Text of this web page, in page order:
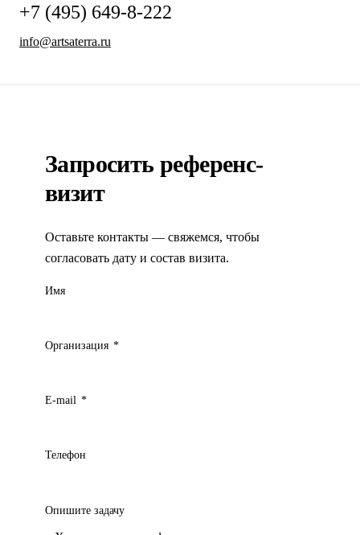
+7 (495) 649-8-222
info@artsaterra.ru
Запросить референс-
визит
Оставьте контакты — свяжемся, чтобы
согласовать дату и состав визита.
Имя
Организация *
E-mail *
Телефон
Опишите задачу